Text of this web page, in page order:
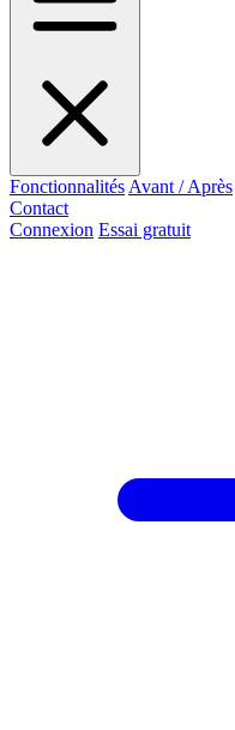
Fonctionnalités Avant / Après
Contact
Connexion Essai gratuit